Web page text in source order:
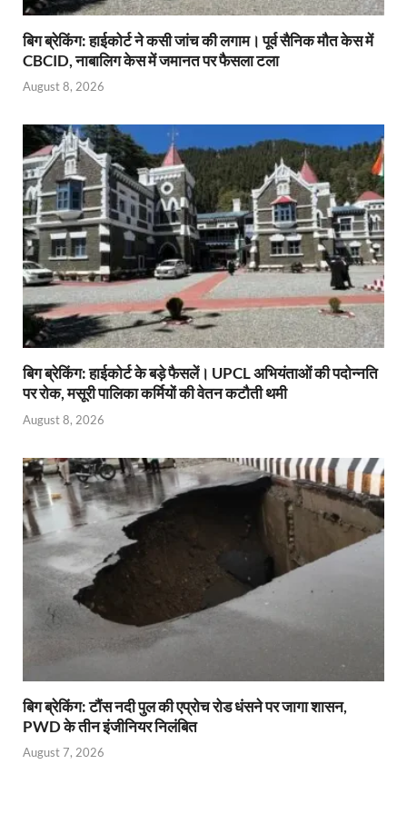
बिग ब्रेकिंग: हाईकोर्ट ने कसी जांच की लगाम। पूर्व सैनिक मौत केस में
CBCID, नाबालिग केस में जमानत पर फैसला टला
August 8, 2026
बिग ब्रेकिंग: हाईकोर्ट के बड़े फैसलें। UPCL अभियंताओं की पदोन्नति
पर रोक, मसूरी पालिका कर्मियों की वेतन कटौती थमी
August 8, 2026
बिग ब्रेकिंग: टौंस नदी पुल की एप्रोच रोड धंसने पर जागा शासन,
PWD के तीन इंजीनियर निलंबित
August 7, 2026